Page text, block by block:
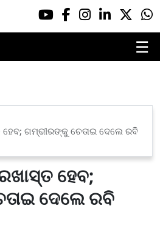
☰
ଗମ୍ଭୀରଙ୍କୁ ଚେତାଇ ଦେଲେ ରବି
ହେବ;
ଦେଲେ ରବି